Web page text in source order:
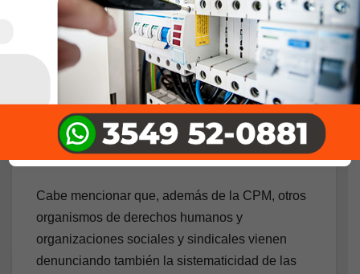
sentencia del juez Tapia y reiteraron al
municipio de General Pueyrredón que omita
todo despliegue de operativos por parte del
Cuerpo de Patrulla Municipal sobre personas en
situación de calle que impliquen violencia física
o verbal, como así también la sustracción de
documentos u objetos personales.
Cabe mencionar que, además de la CPM, otros
organismos de derechos humanos y
organizaciones sociales y sindicales vienen
denunciando también la sistematicidad de las